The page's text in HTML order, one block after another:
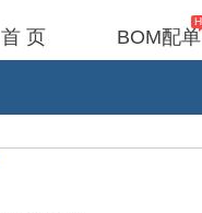
首 页 BOM配单